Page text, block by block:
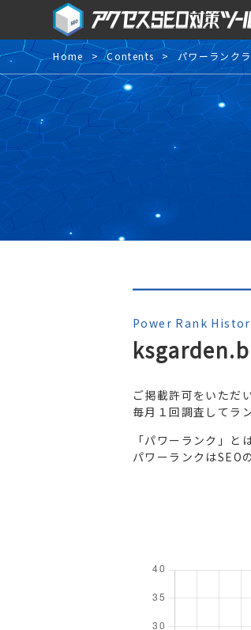
Home Contents パワーランク
Power Rank
ご掲載許可をいただ
毎月１回調査してラ
「パワーランク」と
パワーランクはSEO